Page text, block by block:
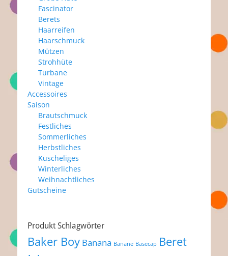
Fascinator
Berets
Haarreifen
Haarschmuck
Mützen
Strohhüte
Turbane
Vintage
Accessoires
Saison
Brautschmuck
Festliches
Sommerliches
Herbstliches
Kuscheliges
Winterliches
Weihnachtliches
Gutscheine
Produkt Schlagwörter
Baker Boy Banana Banane Basecap Beret